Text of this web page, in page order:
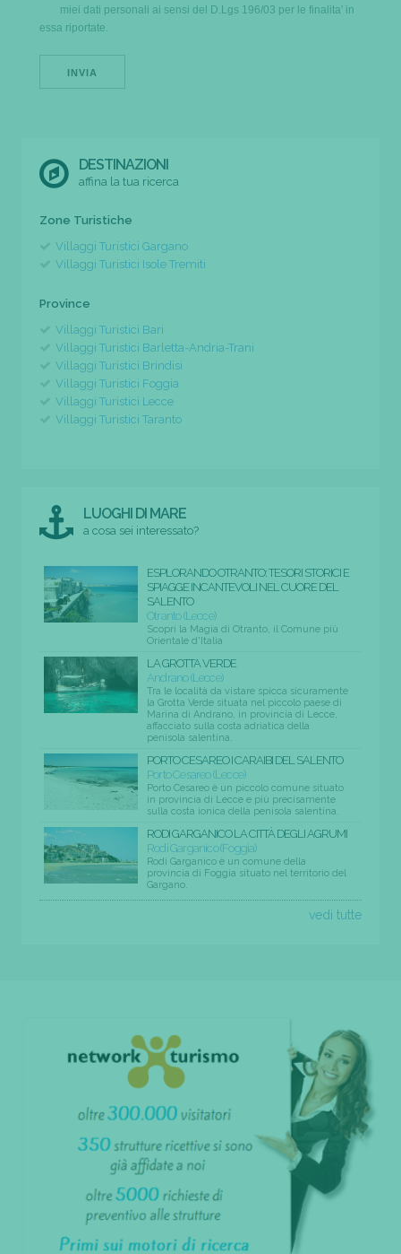
miei dati personali ai sensi del D.Lgs 196/03 per le finalita' in
essa riportate.
DESTINAZIONI
affina la tua ricerca
Zone Turistiche
Villaggi Turistici Gargano
Villaggi Turistici Isole Tremiti
Province
Villaggi Turistici Bari
Villaggi Turistici Barletta-Andria-Trani
Villaggi Turistici Brindisi
Villaggi Turistici Foggia
Villaggi Turistici Lecce
Villaggi Turistici Taranto
LUOGHI DI MARE
a cosa sei interessato?
ESPLORANDO OTRANTO: TESORI STORICI E
SPIAGGE INCANTEVOLI NEL CUORE DEL
SALENTO
Otranto (Lecce)
Scopri la Magia di Otranto, il Comune più
Orientale d'Italia
LA GROTTA VERDE
Andrano (Lecce)
Tra le località da vistare spicca sicuramente
la Grotta Verde situata nel piccolo paese di
Marina di Andrano, in provincia di Lecce,
affacciato sulla costa adriatica della
penisola salentina.
PORTO CESAREO I CARAIBI DEL SALENTO
Porto Cesareo (Lecce)
Porto Cesareo è un piccolo comune situato
in provincia di Lecce e più precisamente
sulla costa ionica della penisola salentina.
RODI GARGANICO LA CITTÀ DEGLI AGRUMI
Rodi Garganico (Foggia)
Rodi Garganico è un comune della
provincia di Foggia situato nel territorio del
Gargano.
vedi tutte